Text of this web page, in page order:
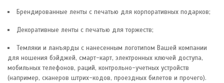
Брендированные ленты с печатью для корпоративных подарков;
Декоративные ленты с печатью для торжеств;
Темляки и ланъярды с нанесенным логотипом Вашей компании
для ношения бэйджей, смарт-карт, электронных ключей доступа,
мобильных телефонов, раций, контрольно-учетных устройств
(например, сканеров штрих-кодов, проездных билетов и прочего).